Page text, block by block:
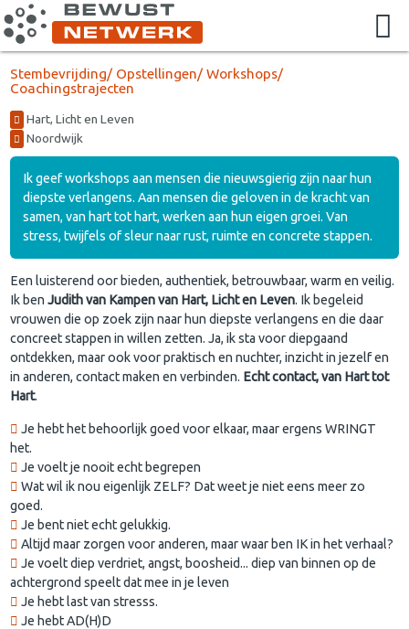
Stembevrijding/ Opstellingen/ Workshops/
Coachingstrajecten
Hart, Licht en Leven
Noordwijk
Ik geef workshops aan mensen die nieuwsgierig zijn naar hun
diepste verlangens. Aan mensen die geloven in de kracht van
samen, van hart tot hart, werken aan hun eigen groei. Van
stress, twijfels of sleur naar rust, ruimte en concrete stappen.
Een luisterend oor bieden, authentiek, betrouwbaar, warm en veilig.
Ik benJudith van Kampen van Hart, Licht en Leven. Ik begeleid
vrouwen die op zoek zijn naar hun diepste verlangens en die daar
concreet stappen in willen zetten. Ja, ik sta voor diepgaand
ontdekken, maar ook voor praktisch en nuchter, inzicht in jezelf en
in anderen, contact maken en verbinden. Echt contact, van Hart tot
Hart.
Je hebt het behoorlijk goed voor elkaar, maar ergens WRINGT
het.
Je voelt je nooit echt begrepen
Wat wil ik nou eigenlijk ZELF? Dat weet je niet eens meer zo
goed.
Je bent niet echt gelukkig.
Altijd maar zorgen voor anderen, maar waar ben IK in het verhaal?
Je voelt diep verdriet, angst, boosheid... diep van binnen op de
achtergrond speelt dat mee in je leven
Je hebt last van stresss.
Je hebt AD(H)D